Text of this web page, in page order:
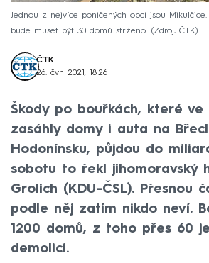
Jednou z nejvíce poničených obcí jsou
bude muset být 30 domů strženo.
Zdroj: ČTK
ČTK
26. čvn 2021, 18:26
Škody po bouřkách, které
zasáhly domy i auta na
Hodonínsku, půjdou do
sobotu to řekl jihomoravský
Grolich (KDU-ČSL). Přesnou
podle něj zatím nikdo neví.
1200 domů, z toho přes 60
demolici.